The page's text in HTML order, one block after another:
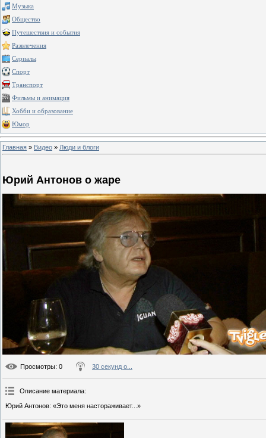
Музыка
Общество
Путешествия и события
Развлечения
Сериалы
Спорт
Транспорт
Фильмы и анимация
Хобби и образование
Юмор
Главная » Видео » Люди и блоги
Юрий Антонов о жаре
Просмотры: 0 30 секунд о...
Описание материала:
Юрий Антонов: «Это меня настораживает...»